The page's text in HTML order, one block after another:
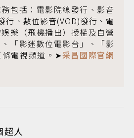
包括：電影院線發行、影音
行、數位影音(VOD)發行、電
樂（飛機播出）授權及自營
「影迷數位電影台」、「影
電視頻道。➤采昌國際官網
超人